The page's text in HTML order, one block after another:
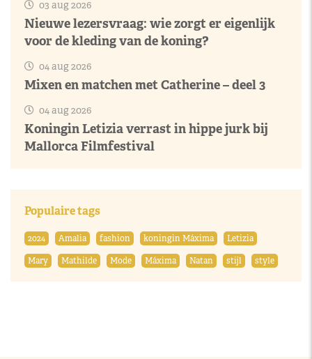
03 aug 2026
Nieuwe lezersvraag: wie zorgt er eigenlijk
voor de kleding van de koning?
04 aug 2026
Mixen en matchen met Catherine – deel 3
04 aug 2026
Koningin Letizia verrast in hippe jurk bij
Mallorca Filmfestival
Populaire tags
2024 Amalia fashion koningin Máxima
Letizia
Mary
Mathilde Mode Máxima Natan stijl style